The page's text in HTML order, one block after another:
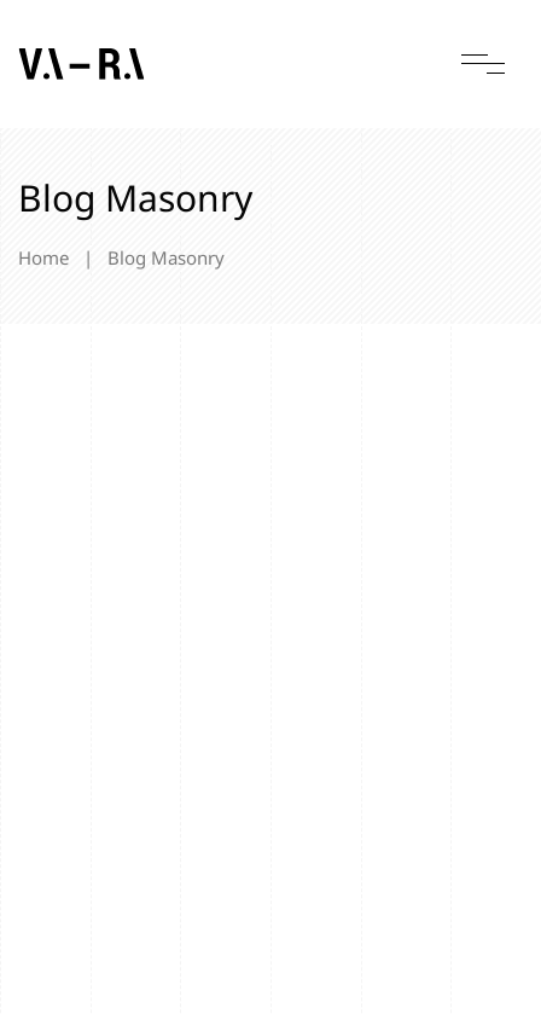
Blog Masonry
Home | Blog Masonry